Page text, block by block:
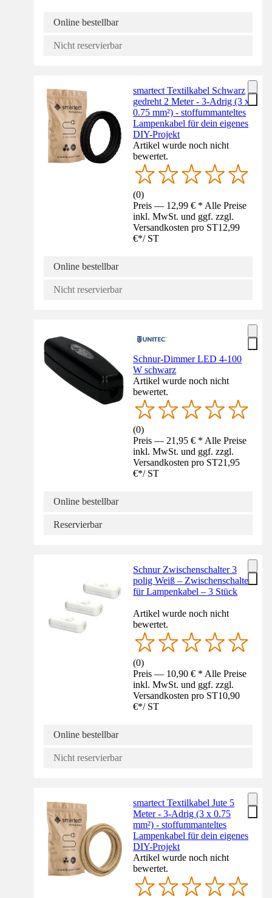
Online bestellbar
Nicht reservierbar
smartect Textilkabel Schwarz
gedreht 2 Meter - 3-Adrig (3 x
0.75 mm²) - stoffummanteltes
Lampenkabel für dein eigenes
DIY-Projekt
Artikel wurde noch nicht
bewertet.
(0)
Preis — 12,99 € * Alle Preise
inkl. MwSt. und ggf. zzgl.
Versandkosten pro ST12,99
€*/ ST
Online bestellbar
Nicht reservierbar
Schnur-Dimmer LED 4-100
W schwarz
Artikel wurde noch nicht
bewertet.
(0)
Preis — 21,95 € * Alle Preise
inkl. MwSt. und ggf. zzgl.
Versandkosten pro ST21,95
€*/ ST
Online bestellbar
Reservierbar
Schnur Zwischenschalter 3
polig Weiß – Zwischenschalter
für Lampenkabel – 3 Stück
Artikel wurde noch nicht
bewertet.
(0)
Preis — 10,90 € * Alle Preise
inkl. MwSt. und ggf. zzgl.
Versandkosten pro ST10,90
€*/ ST
Online bestellbar
Nicht reservierbar
smartect Textilkabel Jute 5
Meter - 3-Adrig (3 x 0.75
mm²) - stoffummanteltes
Lampenkabel für dein eigenes
DIY-Projekt
Artikel wurde noch nicht
bewertet.